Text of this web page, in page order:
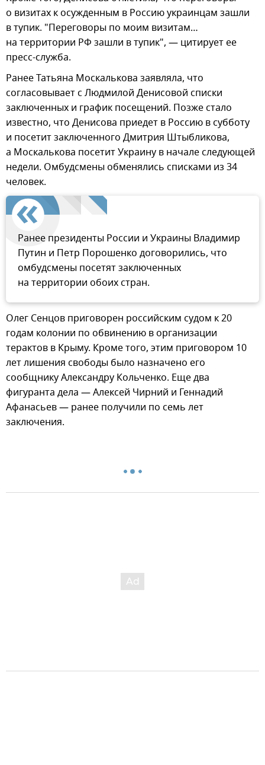
о визитах к осужденным в Россию украинцам зашли
в тупик. "Переговоры по моим визитам…
на территории РФ зашли в тупик", — цитирует ее
пресс-служба.
Ранее Татьяна Москалькова заявляла, что
согласовывает с Людмилой Денисовой списки
заключенных и график посещений. Позже стало
известно, что Денисова приедет в Россию в субботу
и посетит заключенного Дмитрия Штыбликова,
а Москалькова посетит Украину в начале следующей
недели. Омбудсмены обменялись списками из 34
человек.
Ранее президенты России и Украины Владимир
Путин и Петр Порошенко договорились, что
омбудсмены посетят заключенных
на территории обоих стран.
Олег Сенцов приговорен российским судом к 20
годам колонии по обвинению в организации
терактов в Крыму. Кроме того, этим приговором 10
лет лишения свободы было назначено его
сообщнику Александру Кольченко. Еще два
фигуранта дела — Алексей Чирний и Геннадий
Афанасьев — ранее получили по семь лет
заключения.